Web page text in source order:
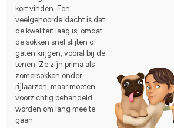
kort vinden. Een
veelgehoorde klacht is dat
de kwaliteit laag is, omdat
de sokken snel slijten of
gaten krijgen, vooral bij de
tenen. Ze zijn prima als
zomersokken onder
rijlaarzen, maar moeten
voorzichtig behandeld
worden om lang mee te
gaan.